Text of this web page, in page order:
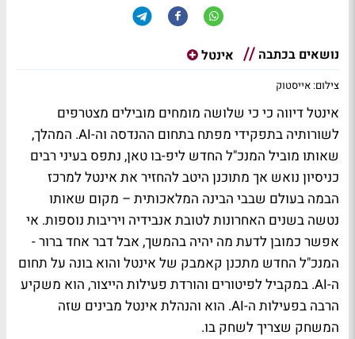
נושאים בכתבה אינטל
צילום: אייסטוק
אינטל דיווה כי כי שלושה מומחים מובילים מצטרפים
לשורותיה בתפקידי מפתח בתחום ההנדסה וה-AI. המהלך,
שאותו מוביל המנכ"ל החדש ליפ-בו טאן, נתפס בעיני רבים
כניסיון נואש אך מתוכנן היטב להחזיר את אינטל למרכז
הבמה בעולם שבבי הבינה המלאכותית – מקום שאותו
נטשה בשנים האחרונות לטובת אנבידיה ויריבות נוספות. אי
אפשר כמובן לדעת מה יהיה בהמשך, אבל דבר אחד ברור -
המנכ"ל החדש מתכנן קאמבק של אינטל והוא בונה על תחום
ה-AI. במקביל לפיטורים והורדת פעילות הייצור, הוא משקיע
הרבה בפעילות ה-AI. הוא והנהלת אינטל מבינים שזה
המשחק שצריך לשחק בו.